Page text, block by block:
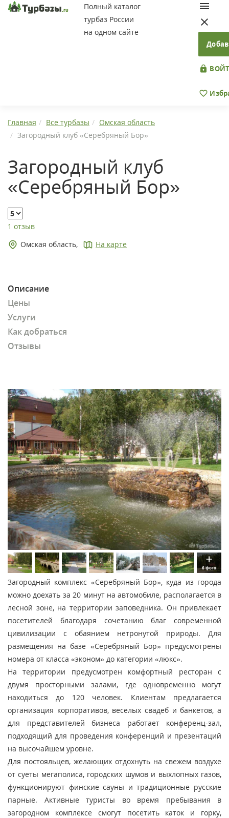
Полный каталог
турбаз России
на одном сайте
Главная Все турбазы
Омская область
Загородный клуб «Серебряный Бор»
Загородный клуб
«Серебряный Бор»
1 отзыв
Омская область,
На карте
Описание
Цены
Услуги
Как добраться
Отзывы
6 фото
Загородный комплекс «Серебряный Бор», куда из города
можно доехать за 20 минут на автомобиле, располагается в
лесной зоне, на территории заповедника. Он привлекает
посетителей благодаря сочетанию благ современной
цивилизации с обаянием нетронутой природы. Для
размещения на базе «Серебряный Бор» предусмотрены
номера от класса «эконом» до категории «люкс».
На территории предусмотрен комфортный ресторан с
двумя просторными залами, где одновременно могут
находиться до 120 человек. Клиентам предлагается
организация корпоративов, веселых свадеб и банкетов, а
для представителей бизнеса работает конференц-зал,
подходящий для проведения конференций и презентаций
на высочайшем уровне.
Для постояльцев, желающих отдохнуть на свежем воздухе
от суеты мегаполиса, городских шумов и выхлопных газов,
функционируют финские сауны и традиционные русские
парные. Активные туристы во время пребывания в
загородном комплексе смогут посетить каток и горку,